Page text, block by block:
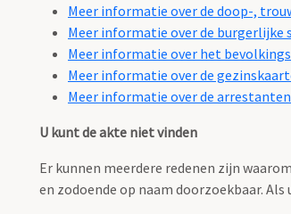
Meer informatie over de doop-,
Meer informatie over de burgerlijke
Meer informatie over het
Meer informatie over de
Meer informatie over de
U kunt de akte niet vinden
Er kunnen meerdere redenen zijn
en zodoende op naam doorzoekbaar.